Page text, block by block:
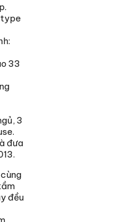
33
3
đưa
đều